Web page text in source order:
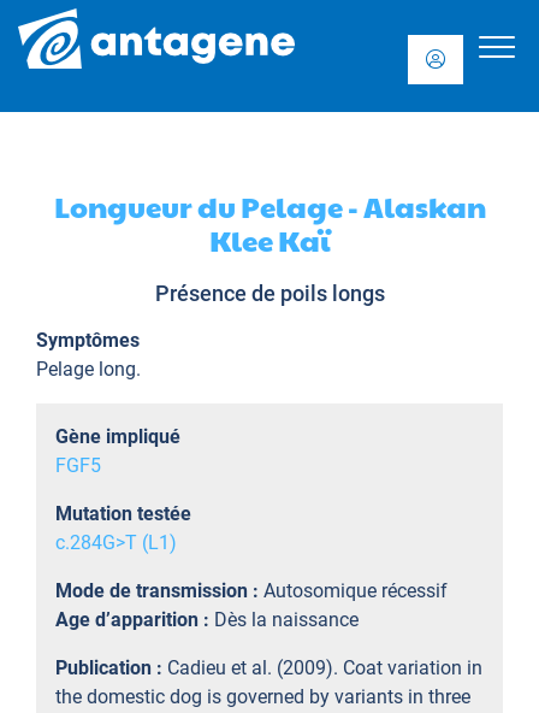
Longueur du Pelage - Alaskan
Klee Kaï
Présence de poils longs
Symptômes
Pelage long.
Gène impliqué
FGF5
Mutation testée
c.284G>T (L1)
Mode de transmission : Autosomique récessif
Age d’apparition : Dès la naissance
Publication : Cadieu et al. (2009). Coat variation in
the domestic dog is governed by variants in three